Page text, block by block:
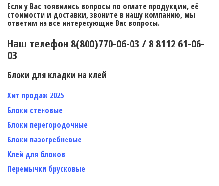
Если у Вас появились вопросы по оплате продукции, её
стоимости и доставки, звоните в нашу компанию, мы
ответим на все интересующие Вас вопросы.
Наш телефон 8(800)770-06-03 / 8 8112 61-06-
03
Блоки для кладки на клей
Хит продаж 2025
Блоки стеновые
Блоки перегородочные
Блоки пазогребневые
Клей для блоков
Перемычки брусковые